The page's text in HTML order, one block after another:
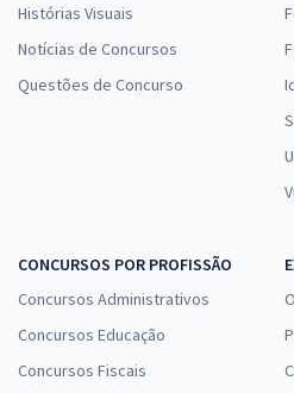
Histórias Visuais
Notícias de Concursos
Questões de Concurso
CONCURSOS POR PROFISSÃO
Concursos Administrativos
Concursos Educação
Concursos Fiscais